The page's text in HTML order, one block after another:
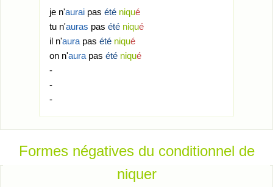
je n'aurai pas été niqué
tu n'auras pas été niqué
il n'aura pas été niqué
on n'aura pas été niqué
-
-
-
Formes négatives du conditionnel de
niquer